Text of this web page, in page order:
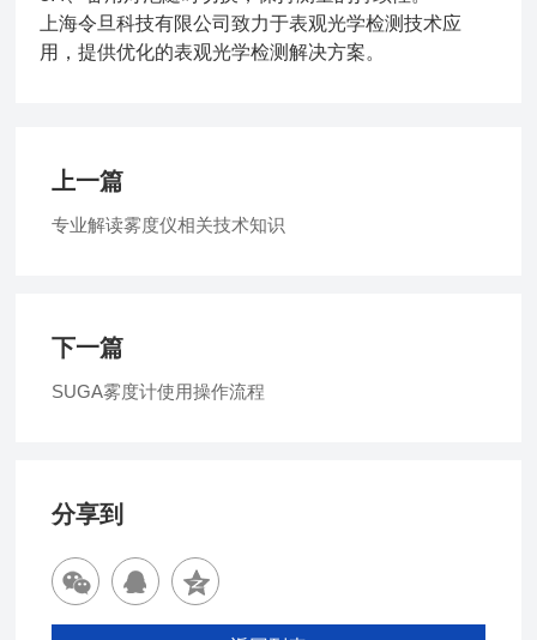
上海令旦科技有限公司致力于表观光学检测技术应
用，提供优化的表观光学检测解决方案。
上一篇
专业解读雾度仪相关技术知识
下一篇
SUGA雾度计使用操作流程
分享到